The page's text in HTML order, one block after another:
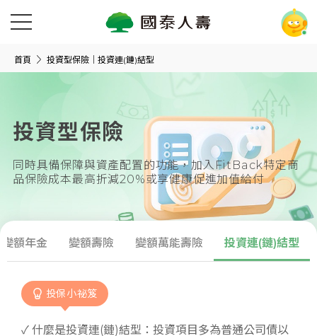
首頁 投資型保險｜投資連(鏈)結型
投資型保險
同時具備保障與資產配置的功能，加入FitBack特定商
品保險成本最高折減20%或享健康促進加值給付
變額年金 變額壽險 變額萬能壽險 投資連(鏈)結型
投保小祕笈
✓ 什麼是投資連(鏈)結型：投資項目多為普通公司債以